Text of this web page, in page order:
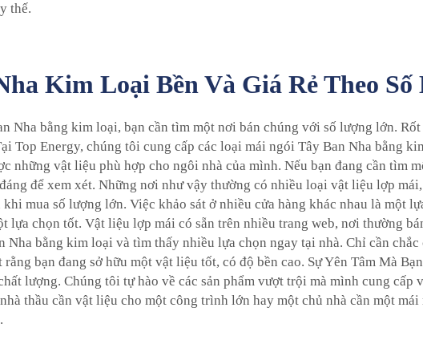
thế.
Kim Loại Bền Và Giá Rẻ Theo
Nha bằng kim loại, bạn cần tìm một nơi bán chúng với số lượng lớn.
Top Energy, chúng tôi cung cấp các loại mái ngói Tây Ban Nha bằng
những vật liệu phù hợp cho ngôi nhà của mình. Nếu bạn đang cần tìm
để xem xét. Những nơi như vậy thường có nhiều loại vật liệu lợp
mua số lượng lớn. Việc khảo sát ở nhiều cửa hàng khác nhau là một
lựa chọn tốt. Vật liệu lợp mái có sẵn trên nhiều trang web, nơi thường
bằng kim loại và tìm thấy nhiều lựa chọn ngay tại nhà. Chỉ cần
bạn đang sở hữu một vật liệu tốt, có độ bền cao. Sự Yên Tâm Mà
lượng. Chúng tôi tự hào về các sản phẩm vượt trội mà mình cung cấp
thầu cần vật liệu cho một công trình lớn hay một chủ nhà cần một